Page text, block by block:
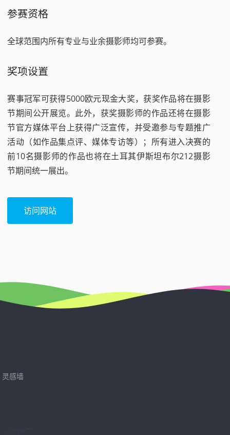
参赛资格
全球范围内所有专业与业余摄影师均可参赛。
奖项设置
赛事冠军可获得5000欧元现金大奖，获奖作品将在摄影
节期间公开展览。此外，获奖摄影师的作品还将在摄影
节官方媒体平台上获得广泛宣传，并受邀参与专题推广
活动（如作品集点评、媒体专访等）；所有进入决赛的
前10名摄影师的作品也将在土耳其伊斯坦布尔212摄影
节期间统一展出。
访问网站
灵感墙